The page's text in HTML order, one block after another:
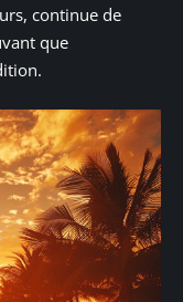
continue de
que